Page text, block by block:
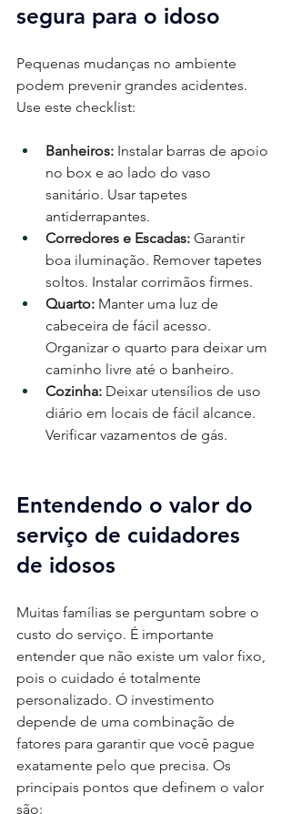
segura para o idoso
Pequenas mudanças no ambiente
podem prevenir grandes acidentes.
Use este checklist:
Banheiros: Instalar barras de apoio
no box e ao lado do vaso
sanitário. Usar tapetes
antiderrapantes.
Corredores e Escadas: Garantir
boa iluminação. Remover tapetes
soltos. Instalar corrimãos firmes.
Quarto: Manter uma luz de
cabeceira de fácil acesso.
Organizar o quarto para deixar um
caminho livre até o banheiro.
Cozinha: Deixar utensílios de uso
diário em locais de fácil alcance.
Verificar vazamentos de gás.
Entendendo o valor do
serviço de cuidadores
de idosos
Muitas famílias se perguntam sobre o
custo do serviço. É importante
entender que não existe um valor fixo,
pois o cuidado é totalmente
personalizado. O investimento
depende de uma combinação de
fatores para garantir que você pague
exatamente pelo que precisa. Os
principais pontos que definem o valor
são: